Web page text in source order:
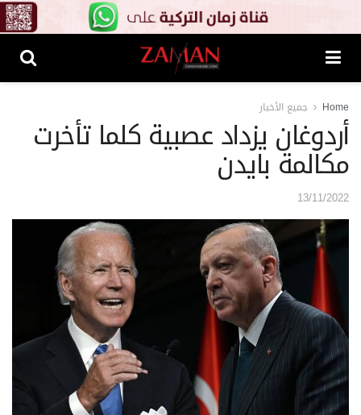
Home جميع الأخبار
أردوغان يزداد عصبية كلما تأخرت
مكالمة بايدن
13/11/2022